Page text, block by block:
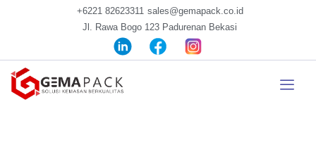
+6221 82623311 sales@gemapack.co.id
Jl. Rawa Bogo 123 Padurenan Bekasi